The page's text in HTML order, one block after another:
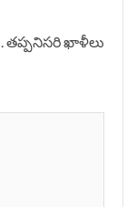
తప్పనిసరి ఖాళీలు